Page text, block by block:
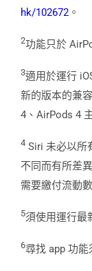
hk/102672 。
2功能只於
3適用於運行
新的版本的兼
4、AirPods 4
4 Siri 未必以所
不同而有所差
需要繳付流動
5須使用運行最
6尋找 app 功能